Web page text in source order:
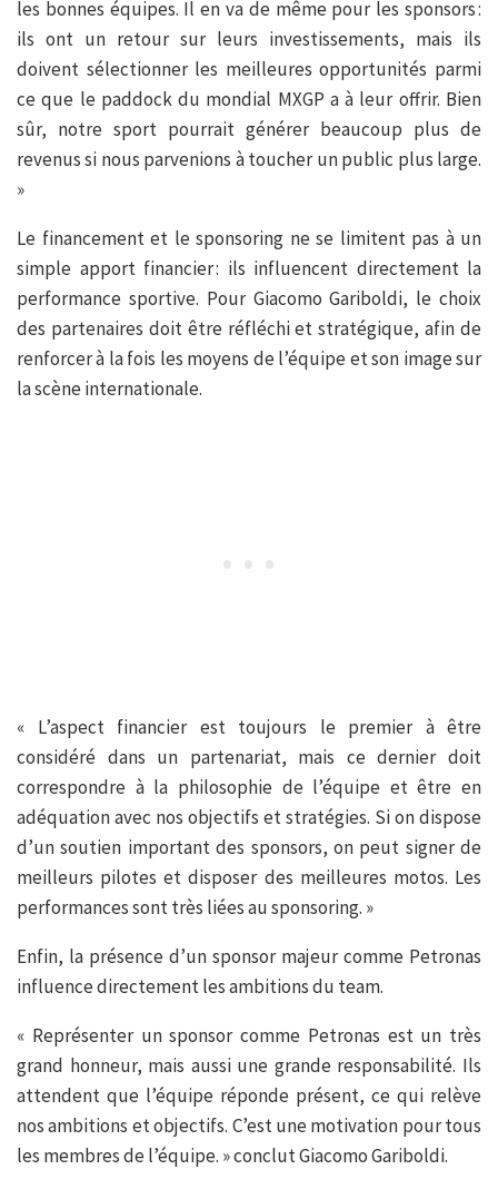
les bonnes équipes. Il en va de même pour les sponsors :
ils ont un retour sur leurs investissements, mais ils
doivent sélectionner les meilleures opportunités parmi
ce que le paddock du mondial MXGP a à leur offrir. Bien
sûr, notre sport pourrait générer beaucoup plus de
revenus si nous parvenions à toucher un public plus large.
»
Le financement et le sponsoring ne se limitent pas à un
simple apport financier : ils influencent directement la
performance sportive. Pour Giacomo Gariboldi, le choix
des partenaires doit être réfléchi et stratégique, afin de
renforcer à la fois les moyens de l’équipe et son image sur
la scène internationale.
« L’aspect financier est toujours le premier à être
considéré dans un partenariat, mais ce dernier doit
correspondre à la philosophie de l’équipe et être en
adéquation avec nos objectifs et stratégies. Si on dispose
d’un soutien important des sponsors, on peut signer de
meilleurs pilotes et disposer des meilleures motos. Les
performances sont très liées au sponsoring. »
Enfin, la présence d’un sponsor majeur comme Petronas
influence directement les ambitions du team.
« Représenter un sponsor comme Petronas est un très
grand honneur, mais aussi une grande responsabilité. Ils
attendent que l’équipe réponde présent, ce qui relève
nos ambitions et objectifs. C’est une motivation pour tous
les membres de l’équipe. » conclut Giacomo Gariboldi.